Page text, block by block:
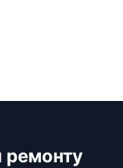
ремонту